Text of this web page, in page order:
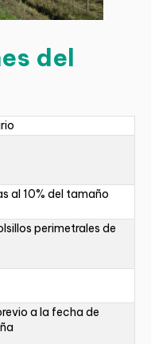
del
al 10% del tamaño
perimetrales de
a la fecha de